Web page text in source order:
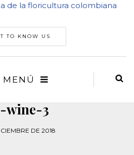
de la floricultura colombiana
TO KNOW US
MENÚ
wine-3
DE 2018